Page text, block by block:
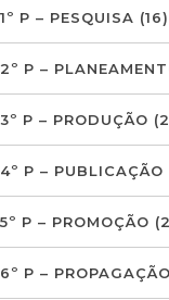
1º P – PESQUISA (16)
2º P –
3º P – PRODUÇÃO
4º P – PUBLICAÇÃO
5º P – PROMOÇÃO
6º P – PROPAGAÇÃO